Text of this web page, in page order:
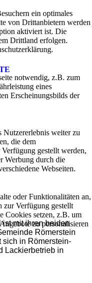
ist mit ihren beiden
Römerstein
sich in Römerstein-
Lackierbetrieb in
ein optimales
von Drittanbietern werden
aktiviert ist. Die
Drittland erfolgen.
notwendig, z.B. zum
eines
Erscheinungsbilds der
Nutzererlebnis weiter zu
die dem
gestellt werden,
Werbung durch die
Webseiten.
oder Funktionalitäten an,
zur Verfügung gestellt
Cookies setzen, z.B. um
zu personalisieren